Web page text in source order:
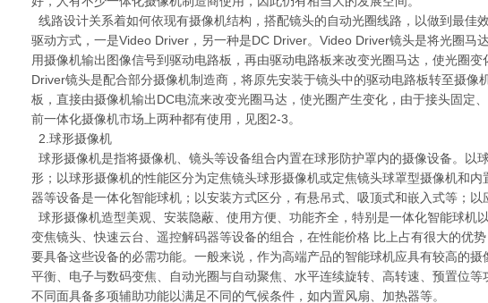
线路设计关系着如何依现有摄像机结构，搭配镜头的自动光圈线路，以做到最佳
驱动方式，一是Video Driver，另一种是DC Driver。Video Driver镜头是将光圈马
用摄像机输出图像信号到驱动电路板，再由驱动电路板来改变光圈马达，使光圈
Driver镜头是配合部分摄像机制造商，将原先安装于镜头中的驱动电路板转至摄像
板，直接由摄像机输出DC电流来改变光圈马达，使光圈产生变化，由于接头固定
前一体化摄像机市场上两种都有使用，见图2-3。
2.球形摄像机
球形摄像机是指将摄像机、镜头等设备组合内置在球形防护罩内的摄像设备。以
形；以球形摄像机的性能区分为定焦镜头球形摄像机或定焦镜头球罩型摄像机和
器等设备是一体化智能球机；以安装方式区分，有悬吊式、吸顶式和嵌入式等；以
球形摄像机造型美观、安装隐蔽、使用方便、功能齐全，特别是一体化智能球机
变焦镜头、快速云台、遥控解码器等设备的组合，在性能价格 比上占有很大的优
要具备这些设备的必需功能。一般来说，作为高端产品的智能球机应具有较高的
平衡、电子与数码变焦、自动光圈与自动聚焦、水平连续旋转、高转速、预置位
不同面具备多项辅助功能以满足不同的气候条件，如内置风扇、加热器等。